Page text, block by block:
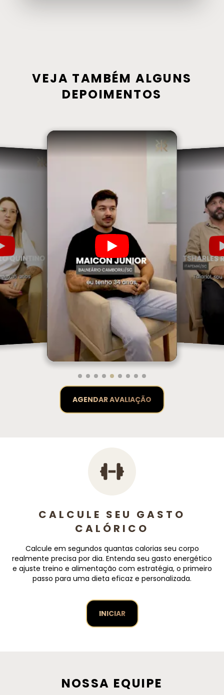
VEJA TAMBÉM ALGUNS
DEPOIMENTOS
AGENDAR AVALIAÇÃO
CALCULE SEU GASTO
CALÓRICO
Calcule em segundos quantas calorias seu corpo
realmente precisa por dia. Entenda seu gasto energético
e ajuste treino e alimentação com estratégia, o primeiro
passo para uma dieta eficaz e personalizada.
INICIAR
NOSSA EQUIPE